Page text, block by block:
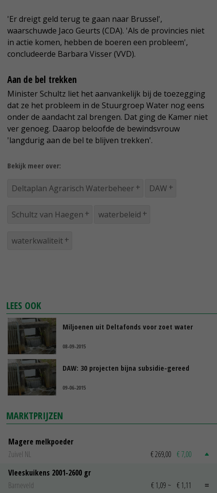
'Er dreigt geld terug te gaan naar Brussel',
waarschuwde Jaco Geurts (CDA). 'Als de provincies niet
in actie komen, hebben de boeren een probleem',
concludeerde Barbara Visser (VVD).
Aan de bel trekken
Minister Schultz liet het aanvankelijk bij de toezegging
dat ze het probleem in de Stuurgroep Water nog eens
onder de aandacht zal brengen. Dat ging de Kamer niet
ver genoeg. Daarop beloofde de bewindsvrouw
'langdurig aan de bel te blijven trekken'.
Bekijk meer over:
Deltaplan Agrarisch Waterbeheer DAW
Schultz van Haegen waterbeleid
waterkwaliteit
LEES OOK
Miljoenen uit Deltafonds voor zoet water
08-09-2015
DAW: 30 projecten bijna subsidie-gereed
09-06-2015
MARKTPRIJZEN
Magere melkpoeder
Zuivel NL
€ 269,00 € 7,00
Vleeskuikens 2001-2600 gr
Barneveld
€ 1,09 ~ € 1,11